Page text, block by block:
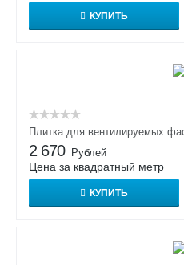
КУПИТЬ
Плитка для вентилируемых
2 670 Рублей
Цена за квадратный метр
КУПИТЬ